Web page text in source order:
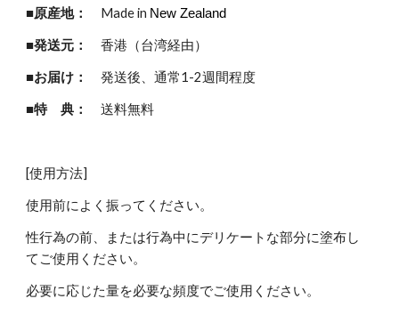
■原産地： Made in New Zealand
■発送元： 香港（台湾経由）
■お届け： 発送後、通常1-2週間程度
■特 典： 送料無料
[使用方法]
使用前によく振ってください。
性行為の前、または行為中にデリケートな部分に塗布し
てご使用ください。
必要に応じた量を必要な頻度でご使用ください。